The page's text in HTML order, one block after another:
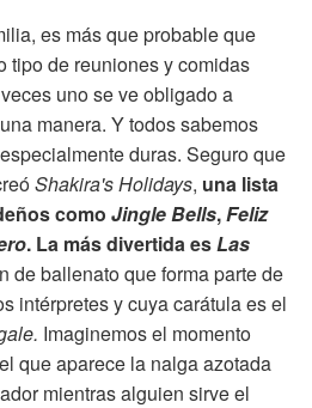
es más que probable que
tipo de reuniones y comidas
uno se ve obligado a
manera. Y todos sabemos
duras. Seguro que
Shakira's Holidays, una lista
como Jingle Bells,Feliz
. La más divertida es Las
de ballenato que forma parte de
intérpretes y cuya carátula es el
Imaginemos el momento
que aparece la nalga azotada
mientras alguien sirve el